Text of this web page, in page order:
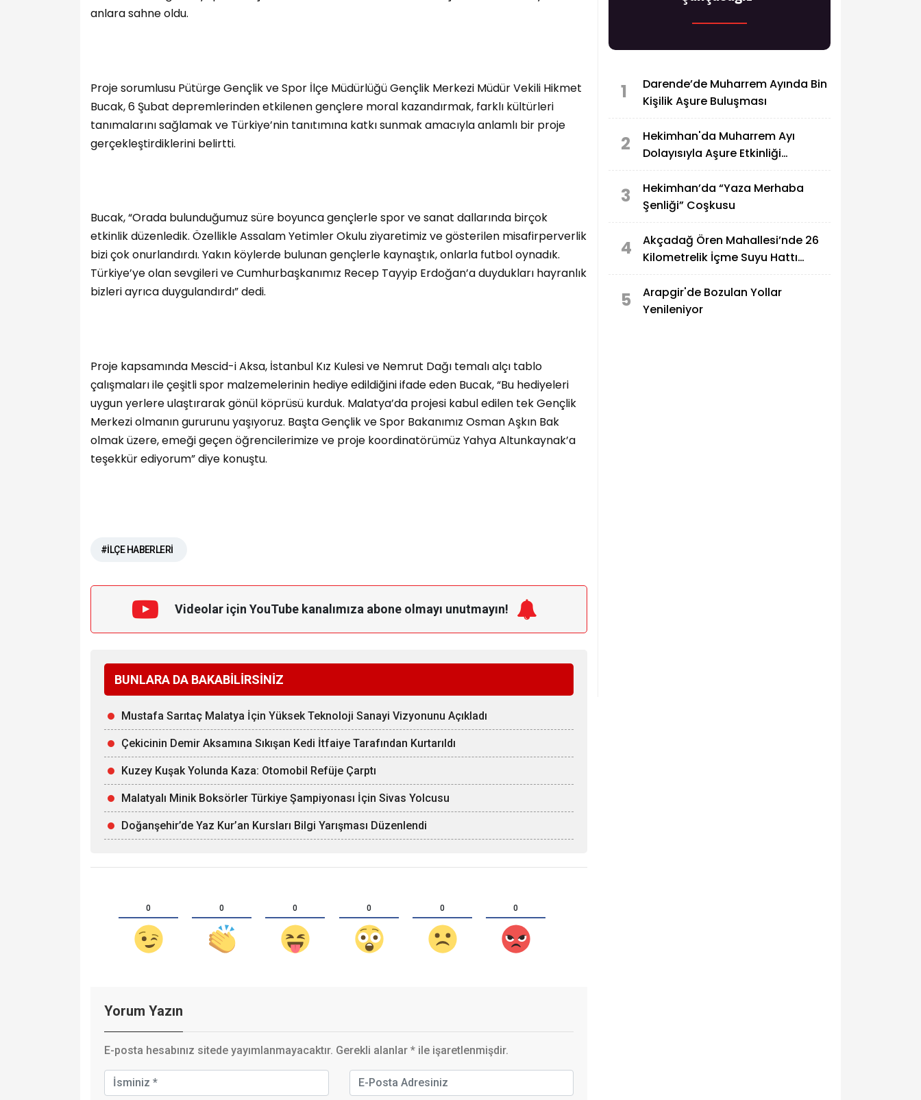
anlara sahne oldu.
Proje sorumlusu Pütürge Gençlik ve Spor İlçe Müdürlüğü Gençlik Merkezi Müdür Vekili Hikmet
Bucak, 6 Şubat depremlerinden etkilenen gençlere moral kazandırmak, farklı kültürleri
tanımalarını sağlamak ve Türkiye’nin tanıtımına katkı sunmak amacıyla anlamlı bir proje
gerçekleştirdiklerini belirtti.
Bucak, “Orada bulunduğumuz süre boyunca gençlerle spor ve sanat dallarında birçok
etkinlik düzenledik. Özellikle Assalam Yetimler Okulu ziyaretimiz ve gösterilen misafirperverlik
bizi çok onurlandırdı. Yakın köylerde bulunan gençlerle kaynaştık, onlarla futbol oynadık.
Türkiye’ye olan sevgileri ve Cumhurbaşkanımız Recep Tayyip Erdoğan’a duydukları hayranlık
bizleri ayrıca duygulandırdı” dedi.
Proje kapsamında Mescid-i Aksa, İstanbul Kız Kulesi ve Nemrut Dağı temalı alçı tablo
çalışmaları ile çeşitli spor malzemelerinin hediye edildiğini ifade eden Bucak, “Bu hediyeleri
uygun yerlere ulaştırarak gönül köprüsü kurduk. Malatya’da projesi kabul edilen tek Gençlik
Merkezi olmanın gururunu yaşıyoruz. Başta Gençlik ve Spor Bakanımız Osman Aşkın Bak
olmak üzere, emeği geçen öğrencilerimize ve proje koordinatörümüz Yahya Altunkaynak’a
teşekkür ediyorum” diye konuştu.
#İLÇE HABERLERİ
Videolar için YouTube kanalımıza abone olmayı unutmayın!
BUNLARA DA BAKABİLİRSİNİZ
Mustafa Sarıtaç Malatya İçin Yüksek Teknoloji Sanayi Vizyonunu Açıkladı
Çekicinin Demir Aksamına Sıkışan Kedi İtfaiye Tarafından Kurtarıldı
Kuzey Kuşak Yolunda Kaza: Otomobil Refüje Çarptı
Malatyalı Minik Boksörler Türkiye Şampiyonası İçin Sivas Yolcusu
Doğanşehir’de Yaz Kur’an Kursları Bilgi Yarışması Düzenlendi
0 0 0 0 0 0
Yorum Yazın
E-posta hesabınız sitede yayımlanmayacaktır. Gerekli alanlar * ile işaretlenmişdir.
1
Darende’de Muharrem Ayında Bin
Kişilik Aşure Buluşması
2
Hekimhan'da Muharrem Ayı
Dolayısıyla Aşure Etkinliği
3
Hekimhan’da “Yaza Merhaba
Şenliği” Coşkusu
4
Akçadağ Ören Mahallesi’nde 26
Kilometrelik İçme Suyu Hattı
5
Arapgir'de Bozulan Yollar
Yenileniyor